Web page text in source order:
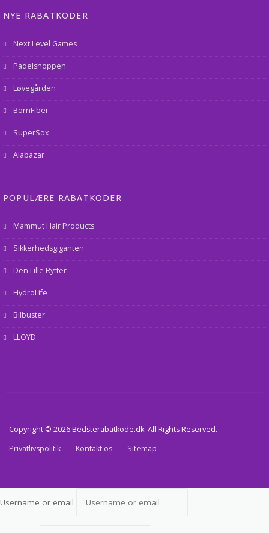
NYE RABATKODER
Next Level Games
Padelshoppen
Løvegården
BornFiber
SuperSox
Alabazar
POPULÆRE RABATKODER
Mammut Hair Products
Sikkerhedsgiganten
Den Lille Rytter
HydroLife
Bilbuster
LLOYD
Copyright © 2026 Bedsterabatkode.dk. All Rights Reserved.
Privatlivspolitik
Kontakt os Sitemap
Username or email